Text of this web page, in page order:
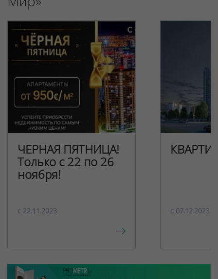
ЧЕРНАЯ ПЯТНИЦА!
Только с 22 по 26
ноября!
c 22.11.2023 c 07.12.2023